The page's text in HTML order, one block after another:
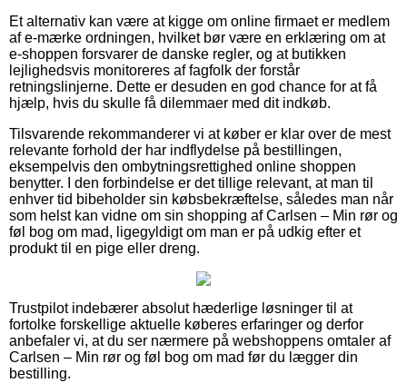
Et alternativ kan være at kigge om online firmaet er medlem
af e-mærke ordningen, hvilket bør være en erklæring om at
e-shoppen forsvarer de danske regler, og at butikken
lejlighedsvis monitoreres af fagfolk der forstår
retningslinjerne. Dette er desuden en god chance for at få
hjælp, hvis du skulle få dilemmaer med dit indkøb.
Tilsvarende rekommanderer vi at køber er klar over de mest
relevante forhold der har indflydelse på bestillingen,
eksempelvis den ombytningsrettighed online shoppen
benytter. I den forbindelse er det tillige relevant, at man til
enhver tid bibeholder sin købsbekræftelse, således man når
som helst kan vidne om sin shopping af Carlsen – Min rør og
føl bog om mad, ligegyldigt om man er på udkig efter et
produkt til en pige eller dreng.
Trustpilot indebærer absolut hæderlige løsninger til at
fortolke forskellige aktuelle køberes erfaringer og derfor
anbefaler vi, at du ser nærmere på webshoppens omtaler af
Carlsen – Min rør og føl bog om mad før du lægger din
bestilling.